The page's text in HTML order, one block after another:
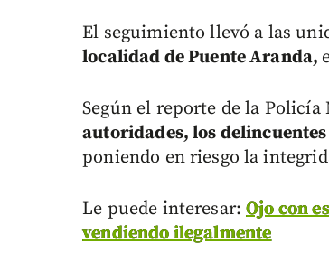
El seguimiento llevó a las
localidad de Puente Aranda,
Según el reporte de la
autoridades, los
poniendo en riesgo la
Le puede interesar:Ojo con
vendiendo ilegalmente